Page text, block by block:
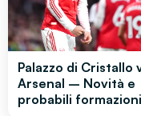
Palazzo di Cristallo
Arsenal – Novità e
probabili formazioni